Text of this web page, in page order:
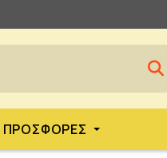
ΠΡΟΣΦΟΡΈΣ